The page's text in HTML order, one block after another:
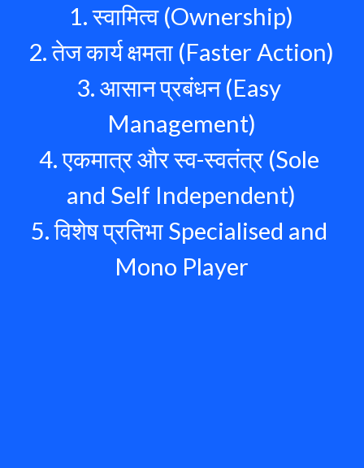
1. स्वामित्व (Ownership)
2. तेज कार्य क्षमता (Faster Action)
3. आसान प्रबंधन (Easy
Management)
4. एकमात्र और स्व-स्वतंत्र (Sole
and Self Independent)
5. विशेष प्रतिभा Specialised and
Mono Player